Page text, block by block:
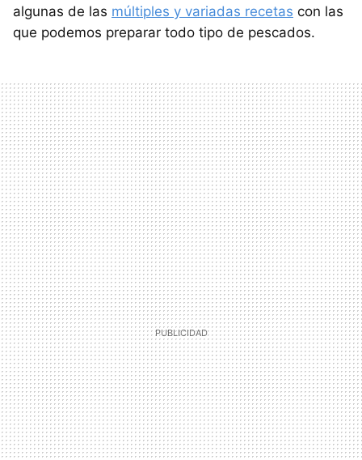
algunas de las múltiples y variadas recetas con las
que podemos preparar todo tipo de pescados.